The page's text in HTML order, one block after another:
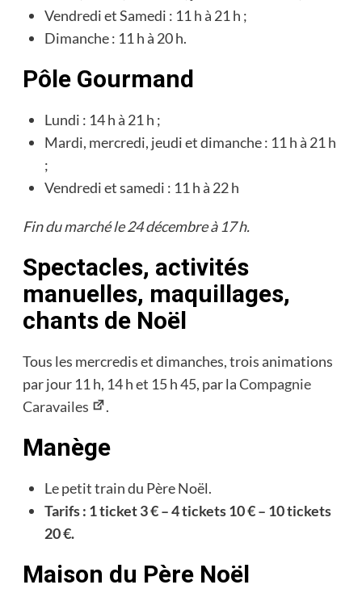
Vendredi et Samedi : 11 h à 21 h ;
Dimanche : 11 h à 20 h.
Pôle Gourmand
Lundi : 14 h à 21 h ;
Mardi, mercredi, jeudi et dimanche : 11 h à 21 h
;
Vendredi et samedi : 11 h à 22 h
Fin du marché le 24 décembre à 17 h.
Spectacles, activités
manuelles, maquillages,
chants de Noël
Tous les mercredis et dimanches, trois animations
par jour 11 h, 14 h et 15 h 45, par laCompagnie
Caravailes
.
Manège
Le petit train du Père Noël.
Tarifs : 1 ticket 3 € – 4 tickets 10 € – 10 tickets
20 €.
Maison du Père Noël